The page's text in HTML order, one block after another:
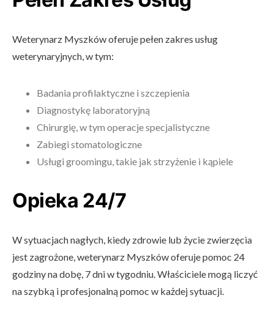
Weterynarz Myszków oferuje pełen zakres usług
weterynaryjnych, w tym:
Badania profilaktyczne i szczepienia
Diagnostykę laboratoryjną
Chirurgię, w tym operacje specjalistyczne
Zabiegi stomatologiczne
Usługi groomingu, takie jak strzyżenie i kąpiele
Opieka 24/7
W sytuacjach nagłych, kiedy zdrowie lub życie zwierzęcia
jest zagrożone, weterynarz Myszków oferuje pomoc 24
godziny na dobę, 7 dni w tygodniu. Właściciele mogą liczyć
na szybką i profesjonalną pomoc w każdej sytuacji.